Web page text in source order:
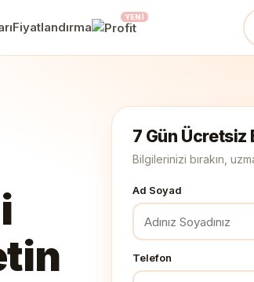
Fiyatlandırma
YENI
7 Gün Ücretsiz
Bilgilerinizi bırakın,
Ad Soyad
Telefon